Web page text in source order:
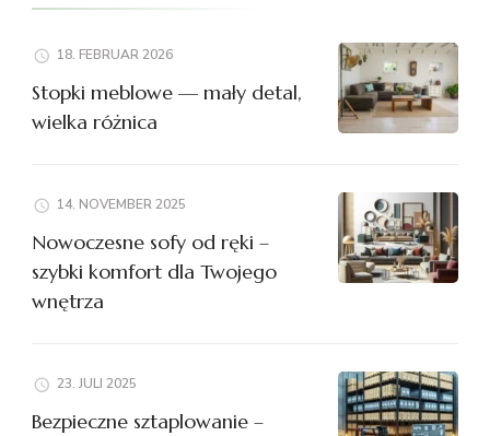
18. FEBRUAR 2026
Stopki meblowe — mały detal,
wielka różnica
14. NOVEMBER 2025
Nowoczesne sofy od ręki –
szybki komfort dla Twojego
wnętrza
23. JULI 2025
Bezpieczne sztaplowanie –